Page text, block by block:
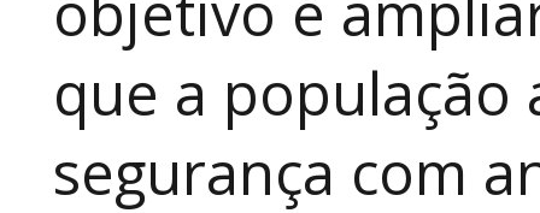
que a população
segurança com